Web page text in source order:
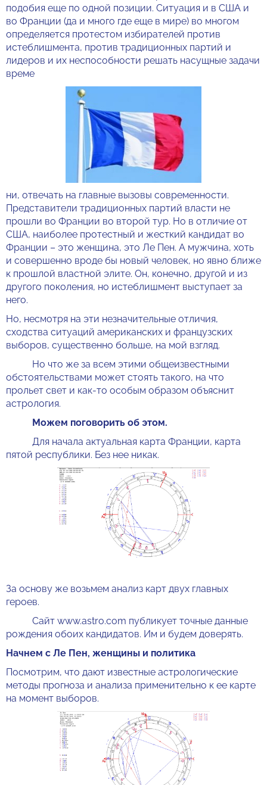
подобия еще по одной позиции. Ситуация и в США и
во Франции (да и много где еще в мире) во многом
определяется протестом избирателей против
истеблишмента, против традиционных партий и
лидеров и их неспособности решать насущные задачи
време
ни, отвечать на главные вызовы современности.
Представители традиционных партий власти не
прошли во Франции во второй тур. Но в отличие от
США, наиболее протестный и жесткий кандидат во
Франции – это женщина, это Ле Пен. А мужчина, хоть
и совершенно вроде бы новый человек, но явно ближе
к прошлой властной элите. Он, конечно, другой и из
другого поколения, но истеблишмент выступает за
него.
Но, несмотря на эти незначительные отличия,
сходства ситуаций американских и французских
выборов, существенно больше, на мой взгляд.
Но что же за всем этими общеизвестными
обстоятельствами может стоять такого, на что
прольет свет и как-то особым образом объяснит
астрология.
Можем поговорить об этом.
Для начала актуальная карта Франции, карта
пятой республики. Без нее никак.
За основу же возьмем анализ карт двух главных
героев.
Сайт www.astro.com публикует точные данные
рождения обоих кандидатов. Им и будем доверять.
Начнем с Ле Пен, женщины и политика
Посмотрим, что дают известные астрологические
методы прогноза и анализа применительно к ее карте
на момент выборов.